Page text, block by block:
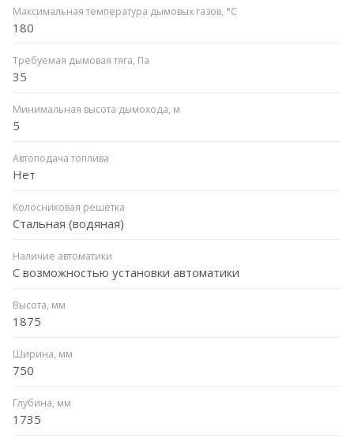
Максимальная температура дымовых газов, °C
180
Требуемая дымовая тяга, Па
35
Минимальная высота дымохода, м
5
Автоподача топлива
Нет
Колосниковая решетка
Стальная (водяная)
Наличие автоматики
С возможностью установки автоматики
Высота, мм
1875
Ширина, мм
750
Глубина, мм
1735